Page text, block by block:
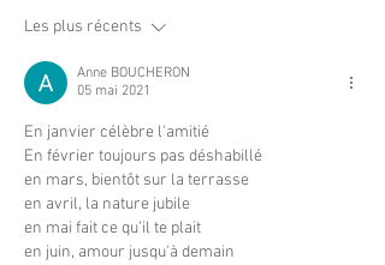
Les plus récents
Anne BOUCHERON
05 mai 2021
En janvier célèbre l'amitié
En février toujours pas déshabillé
en mars, bientôt sur la terrasse
en avril, la nature jubile
en mai fait ce qu'il te plait
en juin, amour jusqu'à demain